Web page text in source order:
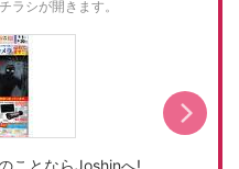
ラシが開きます。
ことならJoshinへ!